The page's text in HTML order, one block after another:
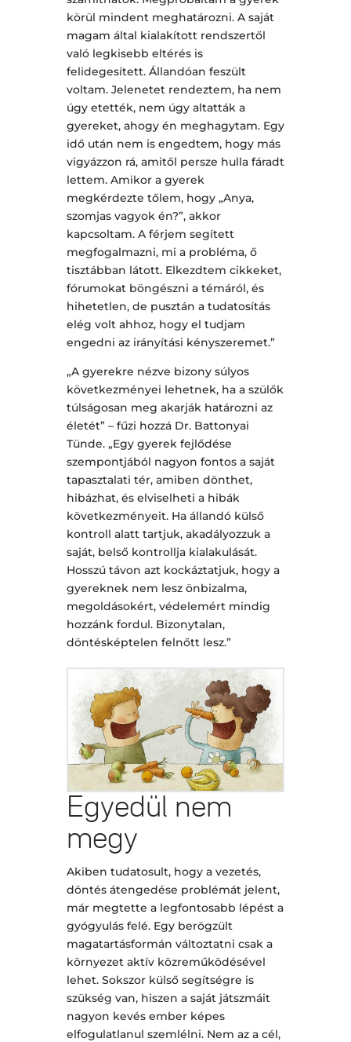
körül mindent meghatározni. A saját
magam által kialakított rendszertől
való legkisebb eltérés is
felidegesített. Állandóan feszült
voltam. Jelenetet rendeztem, ha nem
úgy etették, nem úgy altatták a
gyereket, ahogy én meghagytam. Egy
idő után nem is engedtem, hogy más
vigyázzon rá, amitől persze hulla fáradt
lettem. Amikor a gyerek
megkérdezte tőlem, hogy „Anya,
szomjas vagyok én?”, akkor
kapcsoltam. A férjem segített
megfogalmazni, mi a probléma, ő
tisztábban látott. Elkezdtem cikkeket,
fórumokat böngészni a témáról, és
hihetetlen, de pusztán a tudatosítás
elég volt ahhoz, hogy el tudjam
engedni az irányítási kényszeremet.”
„A gyerekre nézve bizony súlyos
következményei lehetnek, ha a szülők
túlságosan meg akarják határozni az
életét” – fűzi hozzá Dr. Battonyai
Tünde. „Egy gyerek fejlődése
szempontjából nagyon fontos a saját
tapasztalati tér, amiben dönthet,
hibázhat, és elviselheti a hibák
következményeit. Ha állandó külső
kontroll alatt tartjuk, akadályozzuk a
saját, belső kontrollja kialakulását.
Hosszú távon azt kockáztatjuk, hogy a
gyereknek nem lesz önbizalma,
megoldásokért, védelemért mindig
hozzánk fordul. Bizonytalan,
döntésképtelen felnőtt lesz.”
Egyedül nem
megy
Akiben tudatosult, hogy a vezetés,
döntés átengedése problémát jelent,
már megtette a legfontosabb lépést a
gyógyulás felé. Egy berögzült
magatartásformán változtatni csak a
környezet aktív közreműködésével
lehet. Sokszor külső segítségre is
szükség van, hiszen a saját játszmáit
nagyon kevés ember képes
elfogulatlanul szemlélni. Nem az a cél,